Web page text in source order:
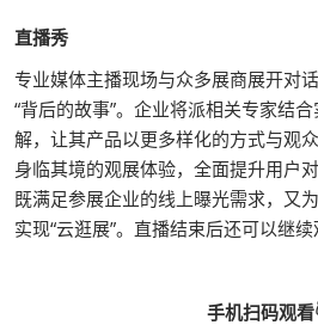
直播秀
专业媒体主播现场与众多展商展开对
“背后的故事”。企业将派相关专家结
解，让其产品以更多样化的方式与观
身临其境的观展体验，全面提升用户
既满足参展企业的线上曝光需求，又
实现“云逛展”。直播结束后还可以继
手机扫码观看